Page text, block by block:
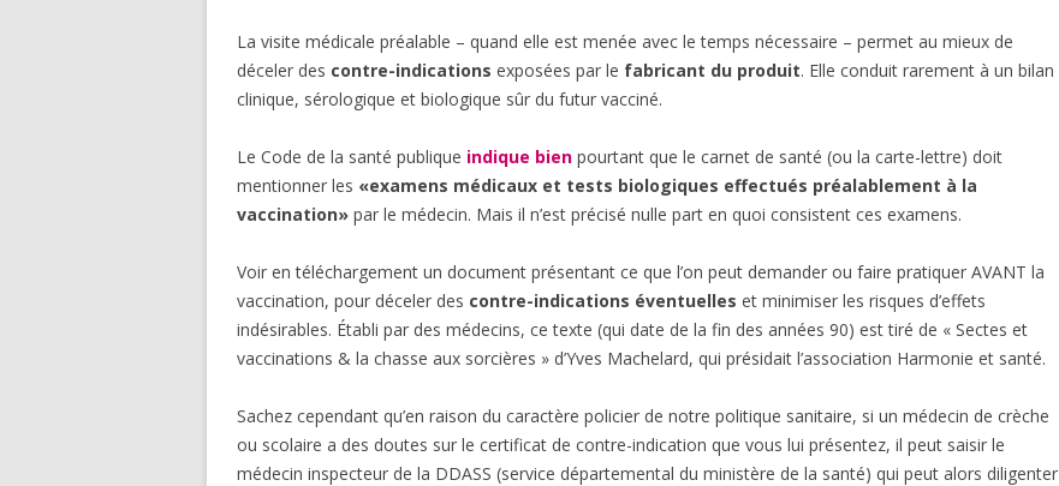
La visite médicale préalable – quand elle est menée avec le temps nécessaire – permet au mieux de
déceler des contre-indications exposées par le fabricant du produit. Elle conduit rarement à un bilan
clinique, sérologique et biologique sûr du futur vacciné.
Le Code de la santé publique indique bien pourtant que le carnet de santé (ou la carte-lettre) doit
mentionner les «examens médicaux et tests biologiques effectués préalablement à la
vaccination» par le médecin. Mais il n’est précisé nulle part en quoi consistent ces examens.
Voir en téléchargement un document présentant ce que l’on peut demander ou faire pratiquer AVANT la
vaccination, pour déceler des contre-indications éventuelles et minimiser les risques d’effets
indésirables. Établi par des médecins, ce texte (qui date de la fin des années 90) est tiré de « Sectes et
vaccinations & la chasse aux sorcières » d’Yves Machelard, qui présidait l’association Harmonie et santé.
Sachez cependant qu’en raison du caractère policier de notre politique sanitaire, si un médecin de crèche
ou scolaire a des doutes sur le certificat de contre-indication que vous lui présentez, il peut saisir le
médecin inspecteur de la DDASS (service départemental du ministère de la santé) qui peut alors diligenter